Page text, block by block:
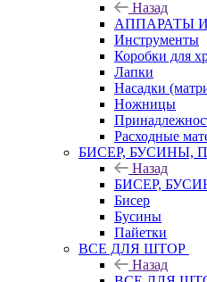
Назад
АППАРАТЫ
Инструменты
Коробки для
Лапки
Насадки
Ножницы
Расходные
БИСЕР, БУСИНЫ,
Назад
БИСЕР,
Бисер
Бусины
Пайетки
ВСЕ ДЛЯ ШТОР
Назад